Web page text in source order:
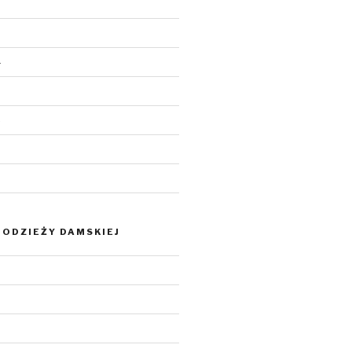
DAMSKIEJ